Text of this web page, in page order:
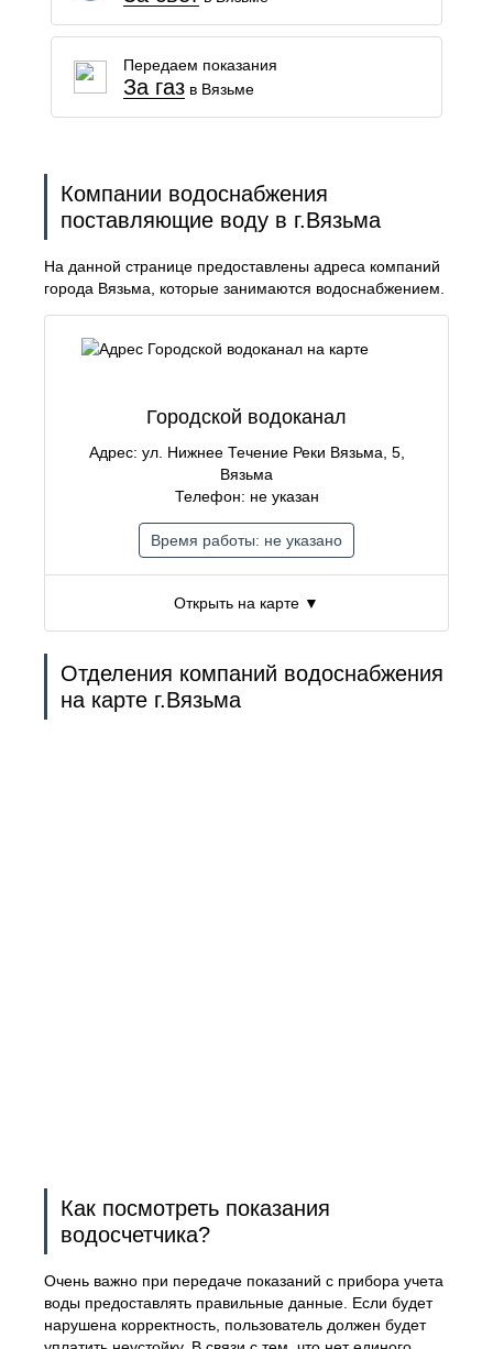
Передаем показания
За газв Вязьме
Компании водоснабжения
поставляющие воду в г.Вязьма
На данной странице предоставлены адреса компаний
города Вязьма, которые занимаются водоснабжением.
Открыть на карте ▼
Городской водоканал
Адрес: ул. Нижнее Течение Реки Вязьма, 5,
Вязьма
Телефон: не указан
Время работы: не указано
Отделения компаний водоснабжения
на карте г.Вязьма
Как посмотреть показания
водосчетчика?
Очень важно при передаче показаний с прибора учета
воды предоставлять правильные данные. Если будет
нарушена корректность, пользователь должен будет